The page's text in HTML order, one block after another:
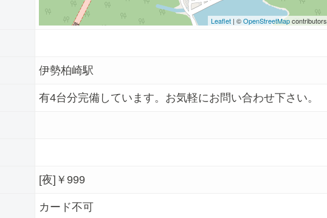
Leaflet | ©OpenStreetMapcontributors
伊勢柏崎駅
有4台分完備しています。お気軽にお問い合わせ下さい。
[夜]￥999
カード不可